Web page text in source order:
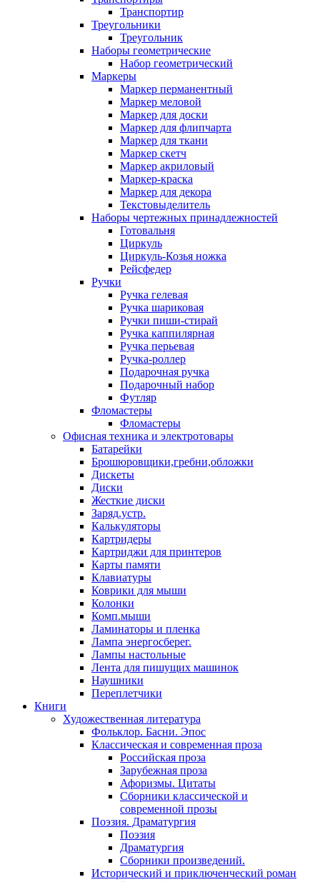
Транспортир
Треугольники
Треугольник
Наборы геометрические
Набор геометрический
Маркеры
Маркер перманентный
Маркер меловой
Маркер для доски
Маркер для флипчарта
Маркер для ткани
Маркер скетч
Маркер акриловый
Маркер-краска
Маркер для декора
Текстовыделитель
Наборы чертежных принадлежностей
Готовальня
Циркуль
Циркуль-Козья ножка
Рейсфедер
Ручки
Ручка гелевая
Ручка шариковая
Ручки пиши-стирай
Ручка каппилярная
Ручка перьевая
Ручка-роллер
Подарочная ручка
Подарочный набор
Футляр
Фломастеры
Фломастеры
Офисная техника и электротовары
Батарейки
Брошюровщики,гребни,обложки
Дискеты
Диски
Жесткие диски
Заряд.устр.
Калькуляторы
Картридеры
Картриджи для принтеров
Карты памяти
Клавиатуры
Коврики для мыши
Колонки
Комп.мыши
Ламинаторы и пленка
Лампа энергосберег.
Лампы настольные
Лента для пишущих машинок
Наушники
Переплетчики
Книги
Художественная литература
Фольклор. Басни. Эпос
Классическая и современная проза
Российская проза
Зарубежная проза
Афоризмы. Цитаты
Сборники классической и
современной прозы
Поэзия. Драматургия
Поэзия
Драматургия
Сборники произведений.
Исторический и приключенческий роман